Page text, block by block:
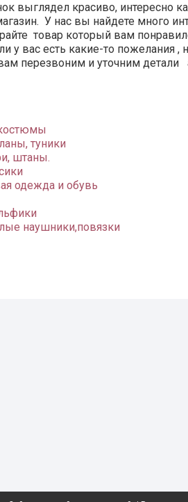
выглядел красиво, интересно
У нас вы найдете много
товар который вам
у вас есть какие-то пожелания
перезвоним и уточним детали
туники
штаны.
одежда и обувь
наушники,повязки